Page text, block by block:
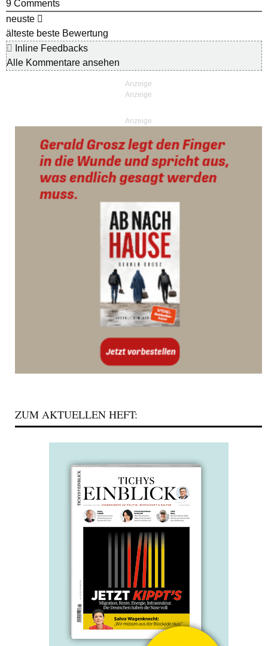
9 Comments
neuste
älteste beste Bewertung
Inline Feedbacks
Alle Kommentare ansehen
Anzeige
ZUM AKTUELLEN HEFT: